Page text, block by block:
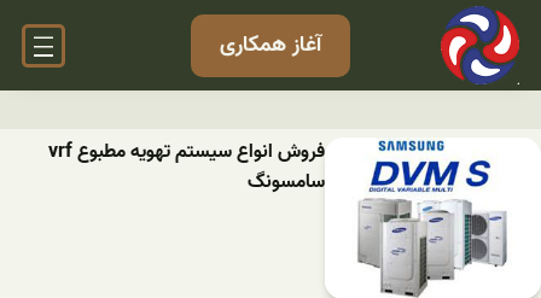
آغاز همکاری
فروش انواع سیستم تهویه مطبوع vrf
سامسونگ